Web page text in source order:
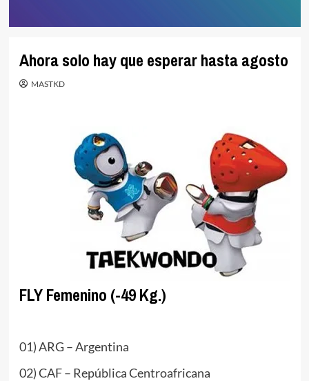
Ahora solo hay que esperar hasta agosto
MASTKD
FLY Femenino (-49 Kg.)
01) ARG – Argentina
02) CAF – República Centroafricana